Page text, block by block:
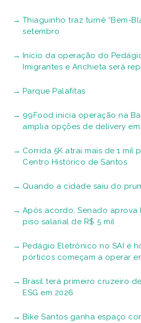
Thiaguinho traz turnê “Bem-
setembro
Início da operação do
Imigrantes e Anchieta será
Parque Palafitas
99Food inicia operação na
amplia opções de delivery
Corrida 5K atrai mais de 1 mil
Centro Histórico de Santos
Quando a cidade saiu do
Após acordo, Senado aprova
piso salarial de R$ 5 mil
Pedágio Eletrônico no SAI é
pórticos começam a operar
Brasil terá primeiro cruzeiro
ESG em 2026
Bike Santos ganha espaço